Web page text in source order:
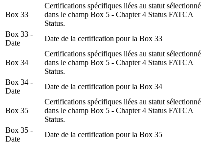
Box 33
Certifications spécifiques liées au statut sélectionné
dans le champ Box 5 - Chapter 4 Status FATCA
Status.
Box 33 -
Date
Date de la certification pour la Box 33
Box 34
Certifications spécifiques liées au statut sélectionné
dans le champ Box 5 - Chapter 4 Status FATCA
Status.
Box 34 -
Date
Date de la certification pour la Box 34
Box 35
Certifications spécifiques liées au statut sélectionné
dans le champ Box 5 - Chapter 4 Status FATCA
Status.
Box 35 -
Date
Date de la certification pour la Box 35